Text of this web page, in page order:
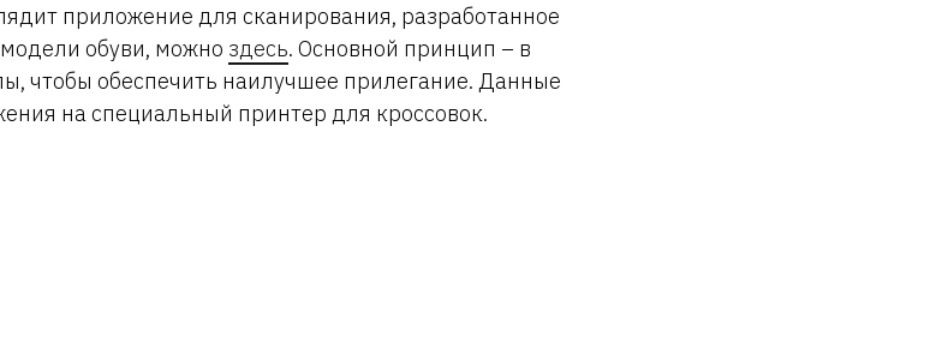
приложение для сканирования, разработанное
обуви, можно здесь. Основной принцип – в
чтобы обеспечить наилучшее прилегание. Данные
на специальный принтер для кроссовок.